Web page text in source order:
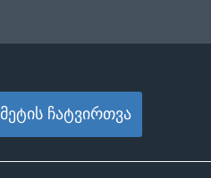
მეტის ჩატვირთვა